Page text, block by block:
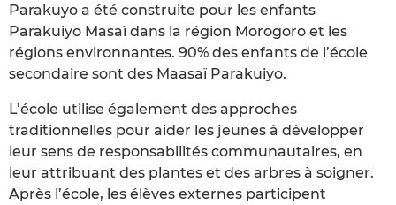
Parakuyo a été construite pour les enfants
Parakuiyo Masaï dans la région Morogoro et les
régions environnantes. 90% des enfants de l’école
secondaire sont des Maasaï Parakuiyo.
L’école utilise également des approches
traditionnelles pour aider les jeunes à développer
leur sens de responsabilités communautaires, en
leur attribuant des plantes et des arbres à soigner.
Après l’école, les élèves externes participent